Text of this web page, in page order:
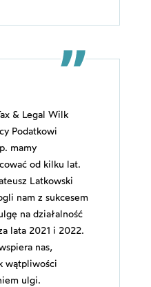
& Legal Wilk
Podatkowi
mamy
od kilku lat.
Latkowski
nam z sukcesem
na działalność
lata 2021 i 2022.
nas,
wątpliwości
ulgi.